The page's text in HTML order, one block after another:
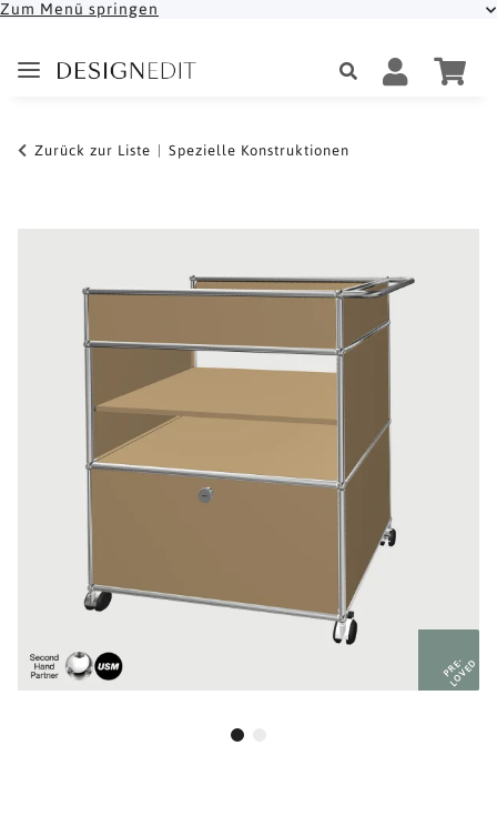
Zum Menü springen
Zurück zur Liste Spezielle Konstruktionen
PRE-
LOVED